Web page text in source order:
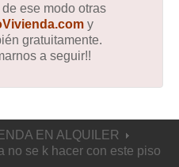
ese modo otras
y
gratuitamente.
a seguir!!
EN ALQUILER
no se k hacer con este piso